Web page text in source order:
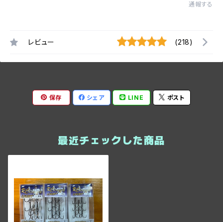
通報する
レビュー (218)
保存 シェア LINE ポスト
最近チェックした商品